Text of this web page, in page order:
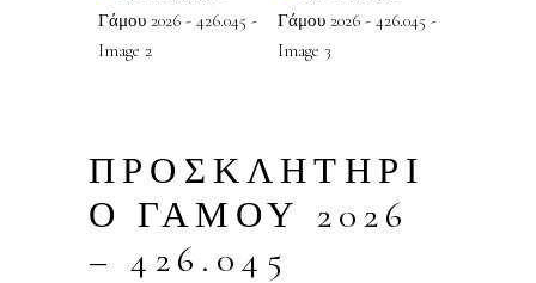
ΠΡΟΣΚΛΗΤΗΡΙ
Ο ΓΑΜΟΥ 2026
– 426.045